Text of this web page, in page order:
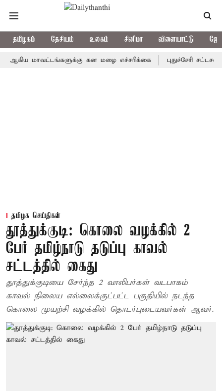
தமிழகம் தேசியம் உலகம் சினிமா விளையாட்டு
மாவட்டங்களுக்கு கன மழை எச்சரிக்கை புதுச்சேரி
தமிழக செய்திகள்
தூத்துக்குடி: கொலை வழக்கில் 2
பேர் தமிழ்நாடு தடுப்பு காவல்
சட்டத்தில் கைது
தூத்துக்குடியை சேர்ந்த 2 வாலிபர்கள் வடபாகம்
காவல் நிலைய எல்லைக்குட்பட்ட பகுதியில் நடந்த
கொலை முயற்சி வழக்கில் தொடர்புடையவர்கள் ஆவர்.